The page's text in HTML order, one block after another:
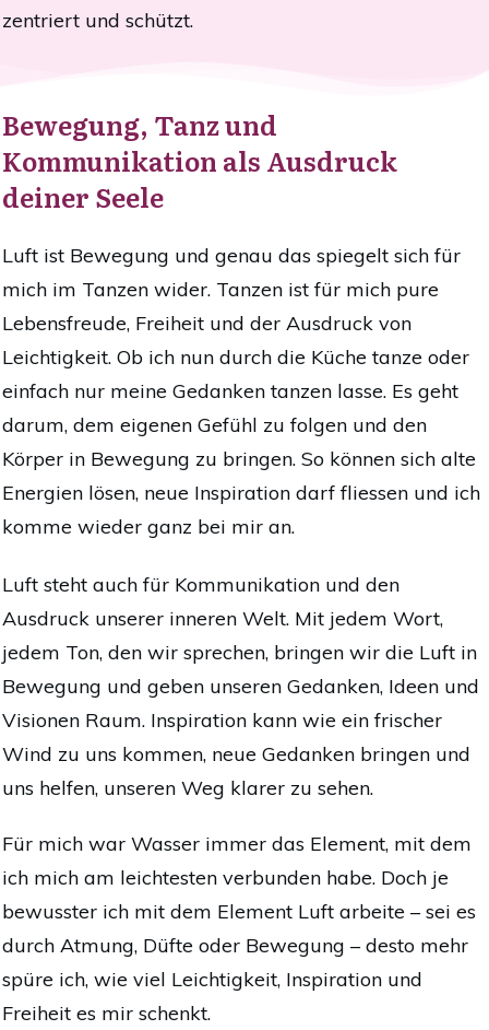
zentriert und schützt.
Bewegung, Tanz und
Kommunikation als Ausdruck
deiner Seele
Luft ist Bewegung und genau das spiegelt sich für
mich im Tanzen wider. Tanzen ist für mich pure
Lebensfreude, Freiheit und der Ausdruck von
Leichtigkeit. Ob ich nun durch die Küche tanze oder
einfach nur meine Gedanken tanzen lasse. Es geht
darum, dem eigenen Gefühl zu folgen und den
Körper in Bewegung zu bringen. So können sich alte
Energien lösen, neue Inspiration darf fliessen und ich
komme wieder ganz bei mir an.
Luft steht auch für Kommunikation und den
Ausdruck unserer inneren Welt. Mit jedem Wort,
jedem Ton, den wir sprechen, bringen wir die Luft in
Bewegung und geben unseren Gedanken, Ideen und
Visionen Raum. Inspiration kann wie ein frischer
Wind zu uns kommen, neue Gedanken bringen und
uns helfen, unseren Weg klarer zu sehen.
Für mich war Wasser immer das Element, mit dem
ich mich am leichtesten verbunden habe. Doch je
bewusster ich mit dem Element Luft arbeite – sei es
durch Atmung, Düfte oder Bewegung – desto mehr
spüre ich, wie viel Leichtigkeit, Inspiration und
Freiheit es mir schenkt.